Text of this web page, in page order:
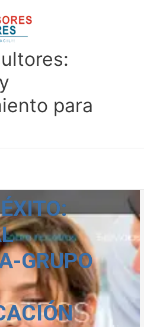
para
GRUPO